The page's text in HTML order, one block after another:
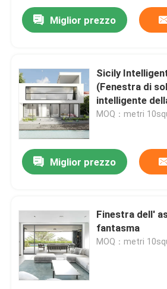
Casa
Prodotti
Miglior prezzo
Sicily
(Fenestra di
intelligente
MOQ：metri
Miglior prezzo
Finestra dell'
fantasma
MOQ：metri